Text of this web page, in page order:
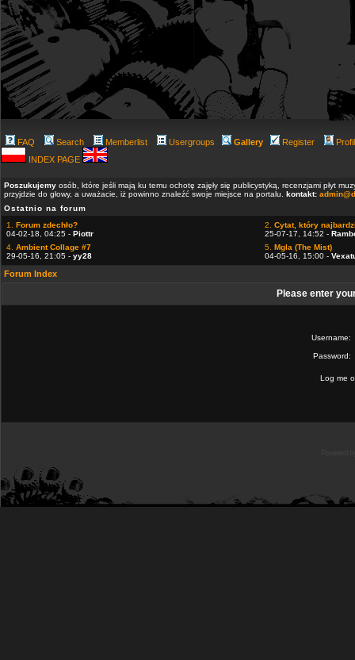
FAQ Search Memberlist Usergroups Gallery Register
INDEX PAGE
Poszukujemy osób, które jeśli mają ku temu ochotę zajęły się publicystyką, recenzjami płyt
przyjdzie do głowy, a uważacie, iż powinno znaleźć swoje miejsce na portalu. kontakt:
Ostatnio na forum
1. Forum zdechło?
04-02-18, 04:25 - Piottr
2. Cytat, który
25-07-17, 14:52 -
4. Ambient Collage #7
29-05-16, 21:05 - yy28
5. Mgla (The Mist)
04-05-16, 15:00 -
Forum Index
Please enter
Username:
Password:
Log me